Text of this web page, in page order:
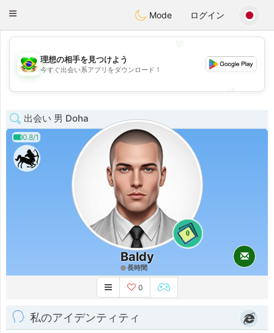
Conversar
Toggle
Mode ログイン
💖
💕
理想の相手を見つけよう
今すぐ出会い系アプリをダウンロード！
出会い 男 Doha
0.8/1
0
Baldy
長時間
0
私のアイデンティティ